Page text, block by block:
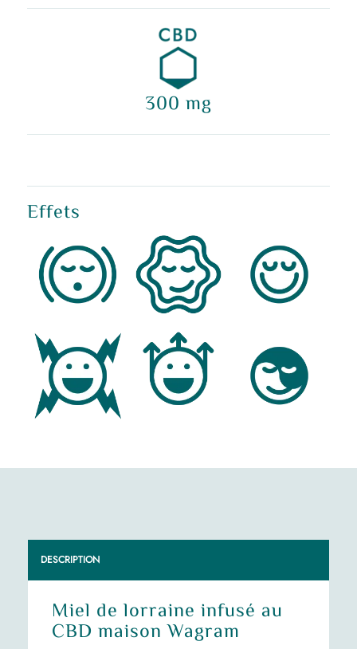
300 mg
Effets
DESCRIPTION
Miel de lorraine infusé au
CBD maison Wagram